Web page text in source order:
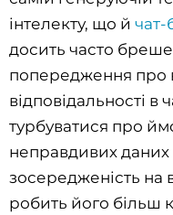
інтелекту, що й чат-
досить часто
попередження про
відповідальності в
турбуватися про
неправдивих даних
зосередженість на
робить його більш